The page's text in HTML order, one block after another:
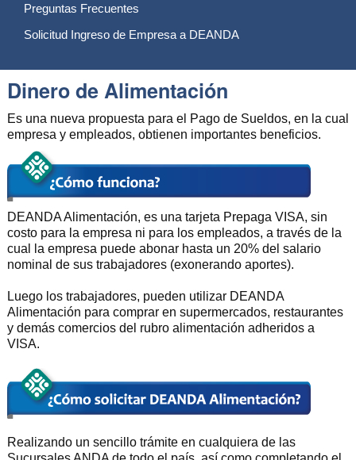
Preguntas Frecuentes
Solicitud Ingreso de Empresa a DEANDA
Dinero de Alimentación
Es una nueva propuesta para el Pago de Sueldos, en la cual
empresa y empleados, obtienen importantes beneficios.
DEANDA Alimentación, es una tarjeta Prepaga VISA, sin
costo para la empresa ni para los empleados, a través de la
cual la empresa puede abonar hasta un 20% del salario
nominal de sus trabajadores (exonerando aportes).
Luego los trabajadores, pueden utilizar DEANDA
Alimentación para comprar en supermercados, restaurantes
y demás comercios del rubro alimentación adheridos a
VISA.
Realizando un sencillo trámite en cualquiera de las